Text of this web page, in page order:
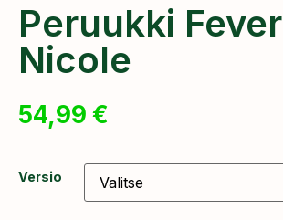
Peruukki Fever
Nicole
54,99 €
Versio